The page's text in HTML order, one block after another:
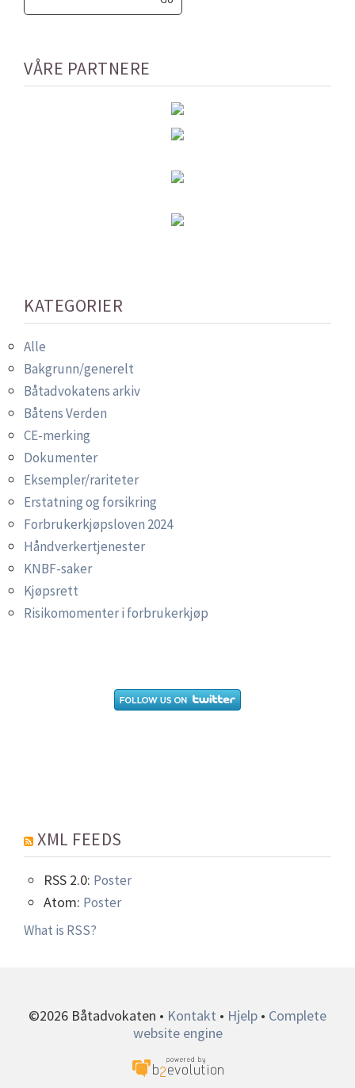
VÅRE PARTNERE
KATEGORIER
Alle
Bakgrunn/generelt
Båtadvokatens arkiv
Båtens Verden
CE-merking
Dokumenter
Eksempler/rariteter
Erstatning og forsikring
Forbrukerkjøpsloven 2024
Håndverkertjenester
KNBF-saker
Kjøpsrett
Risikomomenter i forbrukerkjøp
XML FEEDS
RSS 2.0: Poster
Atom: Poster
What is RSS?
©2026 Båtadvokaten • Kontakt • Hjelp • Complete
website engine